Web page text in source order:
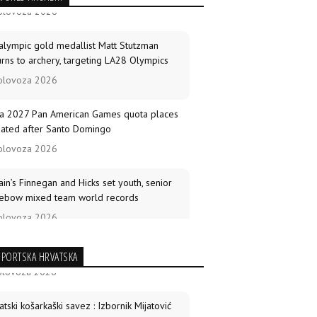
to archery, targeting LA28 Olympics
2026
after Santo Domingo
2026
mixed team world records
2026
programme expands
HRVATSKA
popis reprezentativaca za utakmice